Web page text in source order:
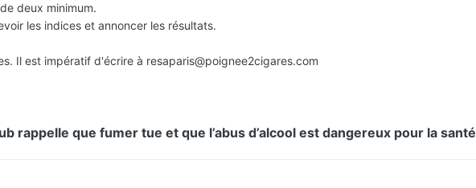
deux minimum.
les indices et annoncer les résultats.
Il est impératif d'écrire à resaparis@poignee2cigares.com
rappelle que fumer tue et que l’abus d’alcool est dangereux pour la santé